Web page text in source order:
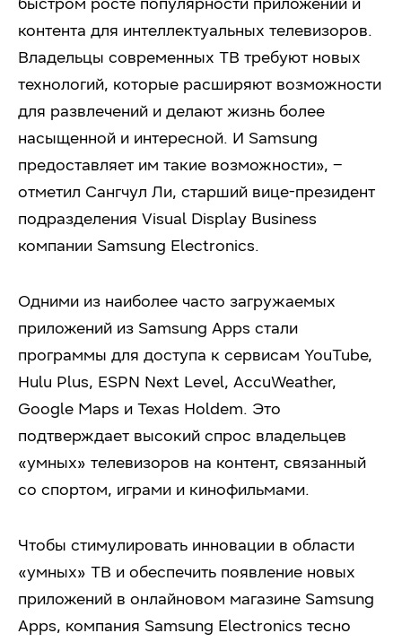
контента для интеллектуальных телевизоров.
Владельцы современных ТВ требуют новых
технологий, которые расширяют возможности
для развлечений и делают жизнь более
насыщенной и интересной. И Samsung
предоставляет им такие возможности», –
отметил Сангчул Ли, старший вице-президент
подразделения Visual Display Business
компании Samsung Electronics.
Одними из наиболее часто загружаемых
приложений из Samsung Apps стали
программы для доступа к сервисам YouTube,
Hulu Plus, ESPN Next Level, AccuWeather,
Google Maps и Texas Holdem. Это
подтверждает высокий спрос владельцев
«умных» телевизоров на контент, связанный
со спортом, играми и кинофильмами.
Чтобы стимулировать инновации в области
«умных» ТВ и обеспечить появление новых
приложений в онлайновом магазине Samsung
Apps, компания Samsung Electronics тесно